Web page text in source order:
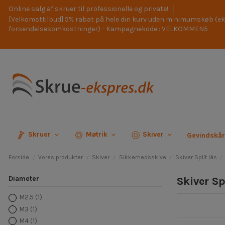
Online salg af skruer til professionelle og private!
[Velkomsttilbud] 5% rabat på hele din kurv uden minimumskøb
forsendelsesomkostninger) - Kampagnekode : VELKOMMEN5
Skruer Møtrik Skiver
Forside Vores produkter Skiver Sikkerhedsskive Skiver Split lås
Skiver
Diameter
M2.5 (1)
M3 (1)
M4 (1)